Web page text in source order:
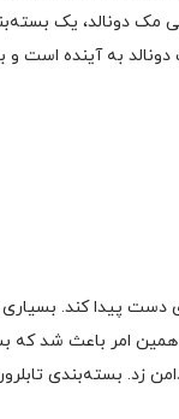
به آینده است
پیدا کند. بسیاری
امر باعث شد که
زد. بسته‌بندی